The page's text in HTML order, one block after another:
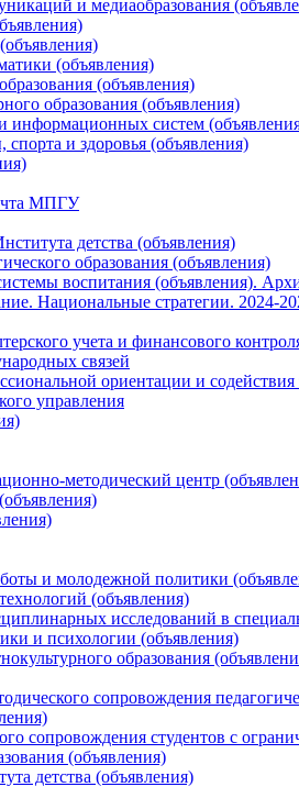
и медиаобразования
(объявления)
(объявления)
образования (объявления)
информационных систем
и здоровья (объявления)
МПГУ
детства (объявления)
образования (объявления)
воспитания (объявления).
Национальные стратегии. 2024-
учета и финансового
связей
ориентации и
управления
методический центр
и молодежной политики
(объявления)
исследований в
и психологии (объявления)
образования
сопровождения
сопровождения студентов с
(объявления)
детства (объявления)